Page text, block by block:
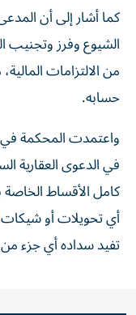
كما أشار إلى أن
الشيوع وفرز وتجنيب
من الالتزامات
حسابه.
واعتمدت المحكمة في
في الدعوى العقارية
كامل الأقساط
أي تحويلات أو
تفيد سداده أي جزء